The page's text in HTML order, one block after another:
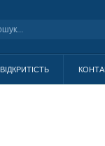
ВІДКРИТІСТЬ